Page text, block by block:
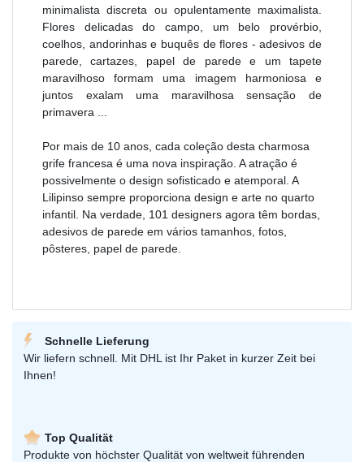
minimalista discreta ou opulentamente maximalista.
Flores delicadas do campo, um belo provérbio,
coelhos, andorinhas e buquês de flores - adesivos de
parede, cartazes, papel de parede e um tapete
maravilhoso formam uma imagem harmoniosa e
juntos exalam uma maravilhosa sensação de
primavera ...
Por mais de 10 anos, cada coleção desta charmosa
grife francesa é uma nova inspiração. A atração é
possivelmente o design sofisticado e atemporal. A
Lilipinso sempre proporciona design e arte no quarto
infantil. Na verdade, 101 designers agora têm bordas,
adesivos de parede em vários tamanhos, fotos,
pôsteres, papel de parede.
Schnelle Lieferung
Wir liefern schnell. Mit DHL ist Ihr Paket in kurzer Zeit bei
Ihnen!
Top Qualität
Produkte von höchster Qualität von weltweit führenden